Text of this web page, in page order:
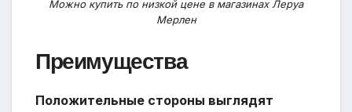
Можно купить по низкой цене в магазинах Леруа
Мерлен
Преимущества
Положительные стороны выглядят